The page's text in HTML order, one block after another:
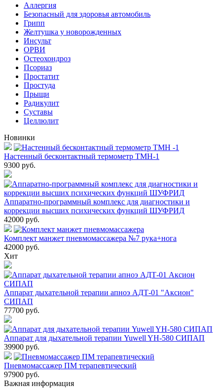
Аллергия
Безопасный для здоровья автомобиль
Грипп
Желтушка у новорожденных
Инсульт
ОРВИ
Остеохондроз
Пcориаз
Простатит
Простуда
Прыщи
Радикулит
Суставы
Целлюлит
Новинки
Настенный бесконтактный термометр ТМН-1
9300 руб.
Аппаратно-программный комплекс для диагностики и
коррекции высших психических функций ШУФРИД
42000 руб.
Комплект манжет пневмомассажера №7 рука+нога
42000 руб.
Хит
Аппарат дыхательной терапии апноэ АДТ-01 "Аксион"
СИПАП
77700 руб.
Аппарат для дыхательной терапии Yuwell YH-580 СИПАП
39900 руб.
Пневмомассажер ПМ терапевтический
97900 руб.
Важная информация